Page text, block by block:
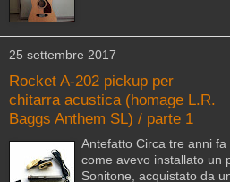
25 settembre 2017
Rocket A-202 pickup per
chitarra acustica (homage L.R.
Baggs Anthem SL) / parte 1
Antefatto Circa tre anni
come avevo installato un
Sonitone, acquistato da